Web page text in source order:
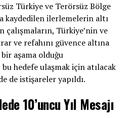
Türkiye ve Terörsüz Bölge
kaydedilen ilerlemelerin altı
Türkiye’nin ve
ve refahını güvence altına
bir aşama olduğu
hedefe ulaşmak için atılacak
de istişareler yapıldı.
10’uncu Yıl Mesajı